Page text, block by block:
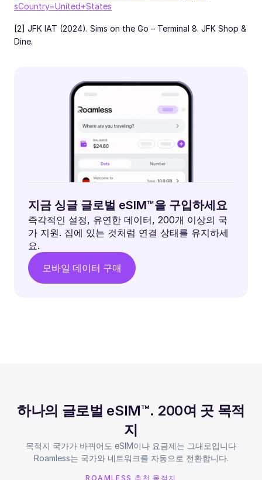
sCountry=United+States
[2] JFK IAT (2024). Sims on the Go – Terminal 8. JFK Shop &
Dine.
지금 싱글 글로벌 eSIM™을 구입하세요
즉각적인 설정, 유연한 데이터, 200개 이상의 국
가 지원. 집에 있는 것처럼 연결 상태를 유지하세
요.
모바일 데이터 구매
하나의 글로벌 eSIM™. 200여 곳 목적
지
목적지 국가가 바뀌어도 eSIM이나 요금제는 그대로입니다
Roamless는 국가와 네트워크를 자동으로 전환합니다.
ROAMLESS 추천 목적지